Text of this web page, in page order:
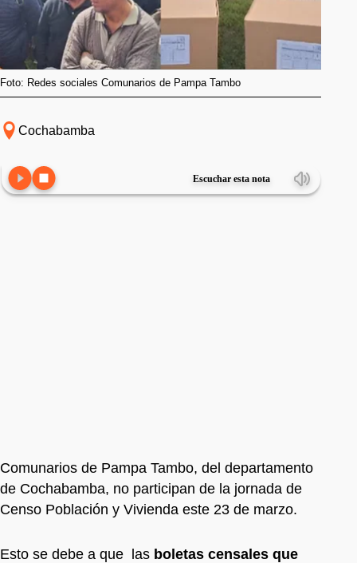
Foto: Redes sociales Comunarios de Pampa Tambo
Cochabamba
Escuchar esta nota
Comunarios de Pampa Tambo, del departamento
de Cochabamba, no participan de la jornada de
Censo Población y Vivienda este 23 de marzo.
Esto se debe a que las boletas censales que